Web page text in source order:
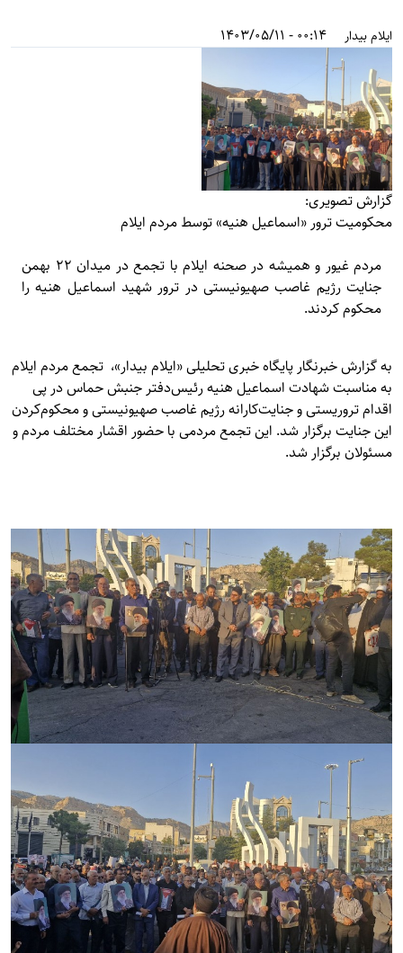
ایلام بیدار 00:14 - 1403/05/11
گزارش تصویری:
محکومیت ترور «اسماعیل هنیه» توسط مردم ایلام
مردم غیور و همیشه در صحنه ایلام با تجمع در میدان ۲۲ بهمن
جنایت رژیم غاصب صهیونیستی در ترور شهید اسماعیل هنیه را
محکوم کردند.
به گزارش خبرنگار پایگاه خبری تحلیلی «ایلام بیدار»، تجمع مردم ایلام
به مناسبت شهادت اسماعیل هنیه رئیس‌دفتر جنبش حماس در پی
اقدام تروریستی و جنایت‌کارانه رژیم غاصب صهیونیستی و محکوم‌کردن
این جنایت برگزار شد. این تجمع مردمی با حضور اقشار مختلف مردم و
مسئولان برگزار شد.